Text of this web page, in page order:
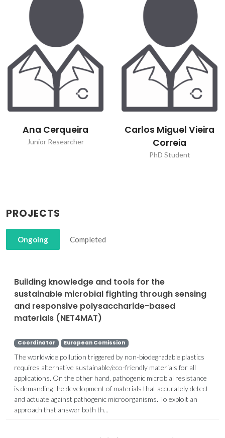
Ana Cerqueira
Junior Researcher
Carlos Miguel Vieira
Correia
PhD Student
PROJECTS
Ongoing Completed
Building knowledge and tools for the
sustainable microbial fighting through sensing
and responsive polysaccharide-based
materials (NET4MAT)
Coordinator European Comission
The worldwide pollution triggered by non-biodegradable plastics
requires alternative sustainable/eco-friendly materials for all
applications. On the other hand, pathogenic microbial resistance
is demanding the development of materials that accurately detect
and actuate against pathogenic microorganisms. To exploit an
approach that answer both th...